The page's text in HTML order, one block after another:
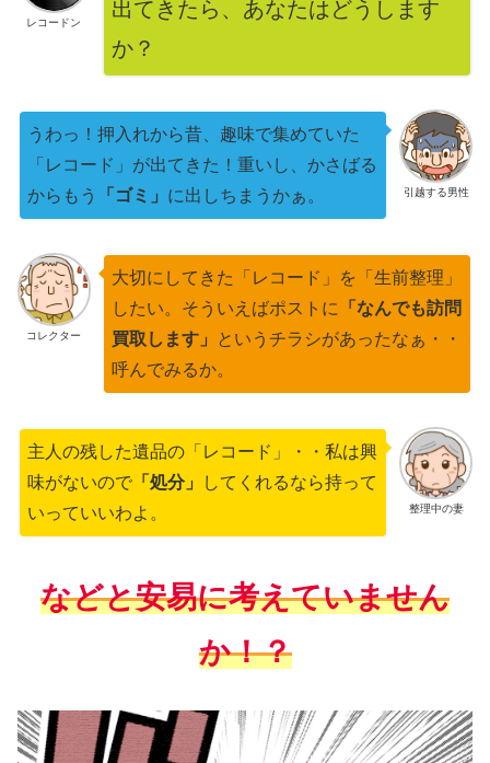
レコードン
出てきたら、あなたはどうします
か？
引越する男性
うわっ！押入れから昔、趣味で集めていた
「レコード」が出てきた！重いし、かさばる
からもう
「ゴミ」 に出しちまうかぁ。
コレクター
大切にしてきた「レコード」を「生前整理」
したい。そういえばポストに 「なんでも訪問
買取します」
というチラシがあったなぁ・・
呼んでみるか。
整理中の妻
主人の残した遺品の「レコード」・・私は興
味がないので 「処分」
してくれるなら持って
いっていいわよ。
などと安易に考えていません
か！？